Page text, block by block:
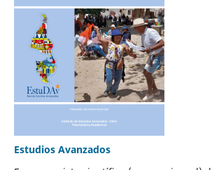
Estudios Avanzados